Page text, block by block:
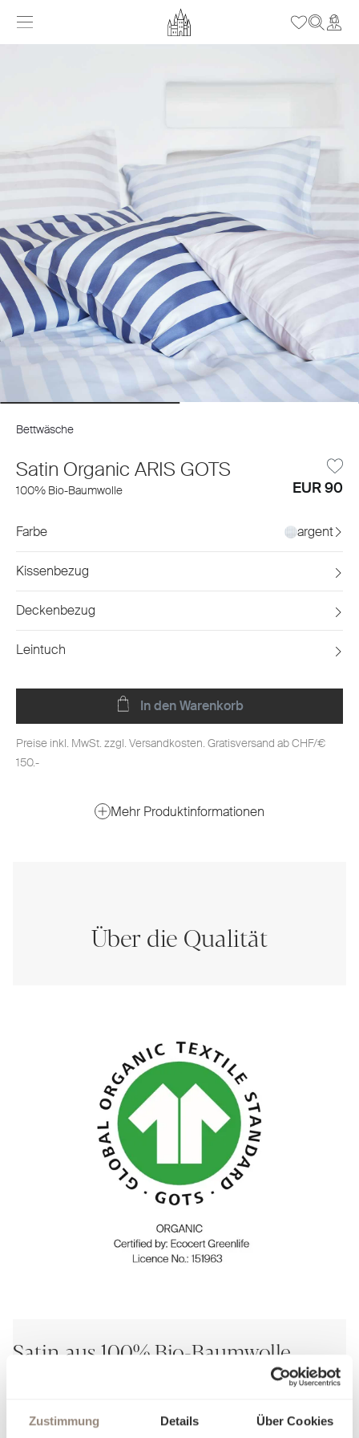
Zustimmung Details Über Cookies
Bettwäsche
Satin Organic ARIS GOTS
100% Bio-Baumwolle EUR 90
Farbe argent
Kissenbezug
Deckenbezug
Leintuch
In den Warenkorb
Preise inkl. MwSt. zzgl. Versandkosten. Gratisversand ab CHF/€
150.-
Mehr Produktinformationen
Über die Qualität
Satin aus 100% Bio-Baumwolle
Der Satin Organic ist die ideale Wahl für Menschen mit Sinn
Wer Wert auf feine Stoffe legt und zugleich achtsam mit